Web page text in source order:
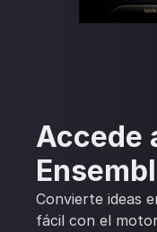
Accede
Convierte ideas
fácil con el